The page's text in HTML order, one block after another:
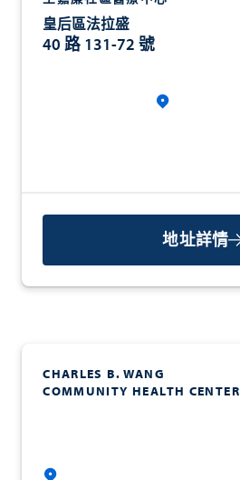
皇后區法拉盛
40 路 131-72 號
地址詳情
CHARLES B. WANG
COMMUNITY HEALTH CENTER